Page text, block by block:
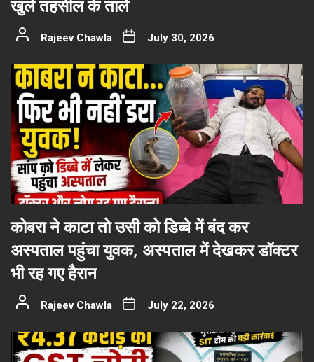
खुले तहसील के ताले
Rajeev Chawla July 30, 2026
कोबरा ने काटा तो उसी को डिब्बे में बंद कर
अस्पताल पहुंचा युवक, अस्पताल में देखकर डॉक्टर
भी रह गए हैरान
Rajeev Chawla July 22, 2026